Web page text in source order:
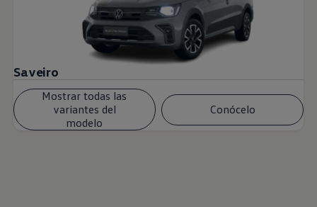
Saveiro
Mostrar todas las
variantes del
modelo
Conócelo